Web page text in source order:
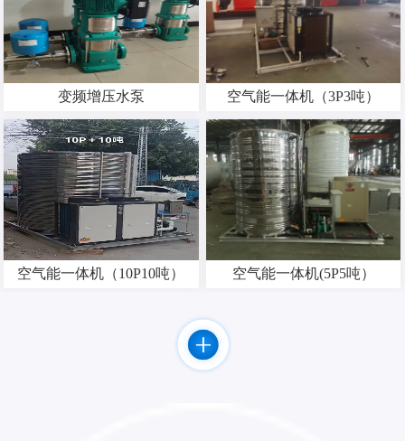
变频增压水泵 空气能一体机（3P3吨）
空气能一体机（10P10吨） 空气能一体机(5P5吨）